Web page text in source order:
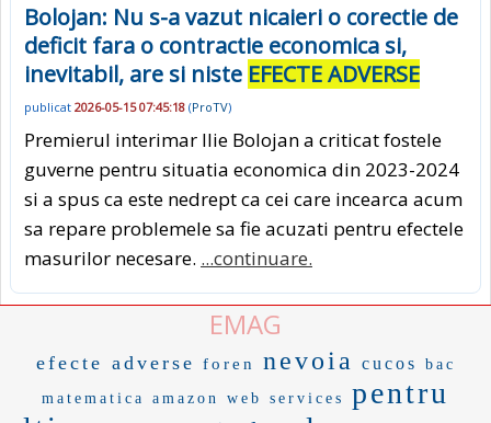
Bolojan: Nu s-a vazut nicaieri o corectie de
deficit fara o contractie economica si,
inevitabil, are si niste EFECTE ADVERSE
publicat 2026-05-15 07:45:18 (ProTV)
Premierul interimar Ilie Bolojan a criticat fostele
guverne pentru situatia economica din 2023-2024
si a spus ca este nedrept ca cei care incearca acum
sa repare problemele sa fie acuzati pentru efectele
masurilor necesare. ...continuare.
EMAG
efecte adverse foren nevoia cucos bac
matematica amazon web services
pentru